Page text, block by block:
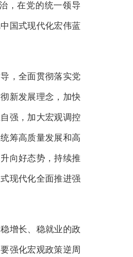
，在党的统一领导
国式现代化宏伟蓝
，全面贯彻落实党
新发展理念，加快
强，加大宏观调控
筹高质量发展和高
向好态势，持续推
现代化全面推进强
增长、稳就业的政
强化宏观政策逆周